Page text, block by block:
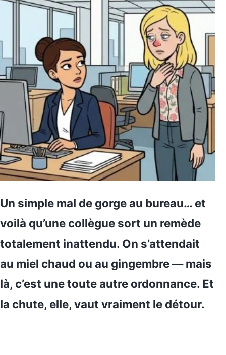
Un simple mal de gorge au bureau… et
voilà qu’une collègue sort un remède
totalement inattendu. On s’attendait
au miel chaud ou au gingembre — mais
là, c’est une toute autre ordonnance. Et
la chute, elle, vaut vraiment le détour.